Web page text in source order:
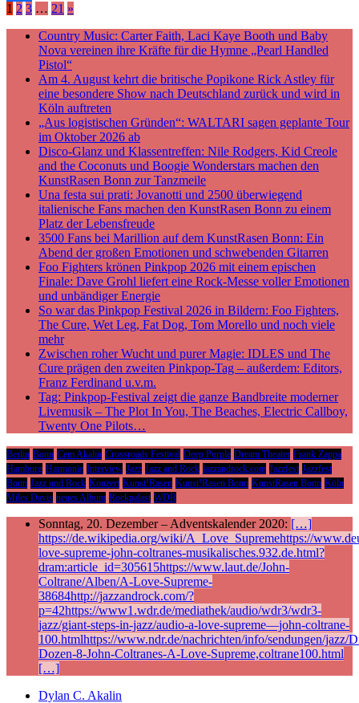
Teilen
1 2 3 … 21 »
Country Music: Carter Faith, Laci Kaye Booth und Baby
Nova vereinen ihre Kräfte für die Hymne „Pearl Handled
Pistol“
Am 4. August kehrt die britische Popikone Rick Astley für
eine besondere Show nach Deutschland zurück und wird in
Köln auftreten
„Aus logistischen Gründen“: WALTARI sagen geplante Tour
im Oktober 2026 ab
Disco-Glanz und Klassentreffen: Nile Rodgers, Kid Creole
and the Coconuts und Boogie Wonderstars machen den
KunstRasen Bonn zur Tanzmeile
Una festa sui prati: Jovanotti und 2500 überwiegend
italienische Fans machen den KunstRasen Bonn zu einem
Platz der Lebensfreude
3500 Fans bei Marillion auf dem KunstRasen Bonn: Ein
Abend der großen Emotionen und schwebenden Gitarren
Foo Fighters krönen Pinkpop 2026 mit einem epischen
Finale: Dave Grohl liefert eine Rock-Messe voller Emotionen
und unbändiger Energie
So war das Pinkpop Festival 2026 in Bildern: Foo Fighters,
The Cure, Wet Leg, Fat Dog, Tom Morello und noch viele
mehr
Zwischen roher Wucht und purer Magie: IDLES und The
Cure prägen den zweiten Pinkpop-Tag – außerdem: Editors,
Franz Ferdinand u.v.m.
Tag: Pinkpop-Festival zeigt die ganze Bandbreite moderner
Livemusik – The Plot In You, The Beaches, Electric Callboy,
Twenty One Pilots…
Berlin Bonn Cem Akalin Crossroads Festival Deep Purple Dream Theater Frank Zappa
Hamburg Harmonie Interview Jazz Jazz and Rock jazzandrock.com Jazzfest Jazzfest
Bonn Jazz und Rock Konzert Kunst!Rasen Kunst!Rasen Bonn KunstRasen Bonn Köln
Miles Davis neues Album Rockpalast WDR
Sonntag, 20. Dezember – Adventskalender 2020: […]
https://de.wikipedia.org/wiki/A_Love_Supremehttps://
love-supreme-john-coltranes-musikalisches.932.de.html?
dram:article_id=305615https://www.laut.de/John-
Coltrane/Alben/A-Love-Supreme-
38684http://jazzandrock.com/?
p=42https://www1.wdr.de/mediathek/audio/wdr3/wdr3-
jazz/giant-steps-in-jazz/audio-a-love-supreme—john-coltrane-
100.htmlhttps://www.ndr.de/nachrichten/info/sendungen/jazz/
Dozen-8-John-Coltranes-A-Love-Supreme,coltrane100.html
[…]
Dylan C. Akalin